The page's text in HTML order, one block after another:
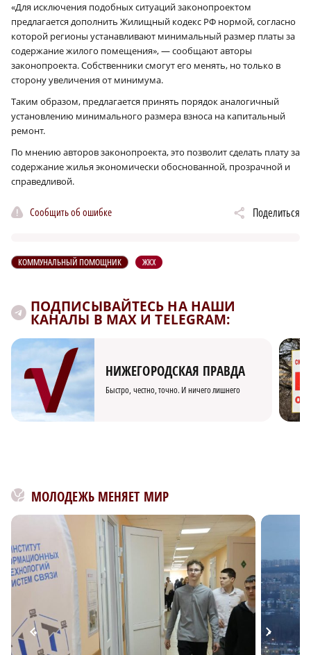
«Для исключения подобных ситуаций законопроектом
предлагается дополнить Жилищный кодекс РФ нормой, согласно
которой регионы устанавливают минимальный размер платы за
содержание жилого помещения», — сообщают авторы
законопроекта. Собственники смогут его менять, но только в
сторону увеличения от минимума.
Таким образом, предлагается принять порядок аналогичный
установлению минимального размера взноса на капитальный
ремонт.
По мнению авторов законопроекта, это позволит сделать плату за
содержание жилья экономически обоснованной, прозрачной и
справедливой.
Сообщить об ошибке Поделиться
КОММУНАЛЬНЫЙ ПОМОЩНИК ЖКХ
ПОДПИСЫВАЙТЕСЬ НА НАШИ
КАНАЛЫ В MAX И TELEGRAM:
НИЖЕГОРОДСКАЯ ПРАВДА
Быстро, честно, точно. И ничего лишнего
МОЛОДЕЖЬ МЕНЯЕТ МИР